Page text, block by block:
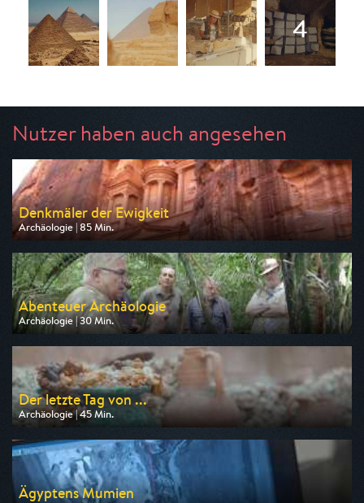
Nutzer haben auch angesehen
Denkmäler der Ewigkeit
Archäologie | 85 Min.
Ausgestrahlt von arte
am 08.08.2026, 16:15
Abenteuer Archäologie
Archäologie | 30 Min.
Ausgestrahlt von arte
am 09.08.2026, 02:25
Der letzte Tag von ...
Archäologie | 45 Min.
Ausgestrahlt von 3sat
am 11.08.2026, 03:25
Ägyptens Mumien